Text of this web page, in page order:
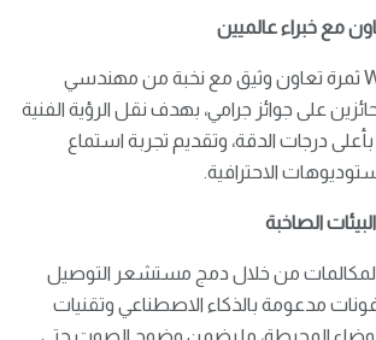
مع خبراء عالميين
جاءت WF-1000XM6 ثمرة تعاون وثيق مع نخبة من مهندسي
على جوائز جرامي، بهدف نقل الرؤية الفنية
درجات الدقة، وتقديم تجربة استماع
الاحترافية.
الصاخبة
من خلال دمج مستشعر التوصيل
مدعومة بالذكاء الاصطناعي وتقنيات